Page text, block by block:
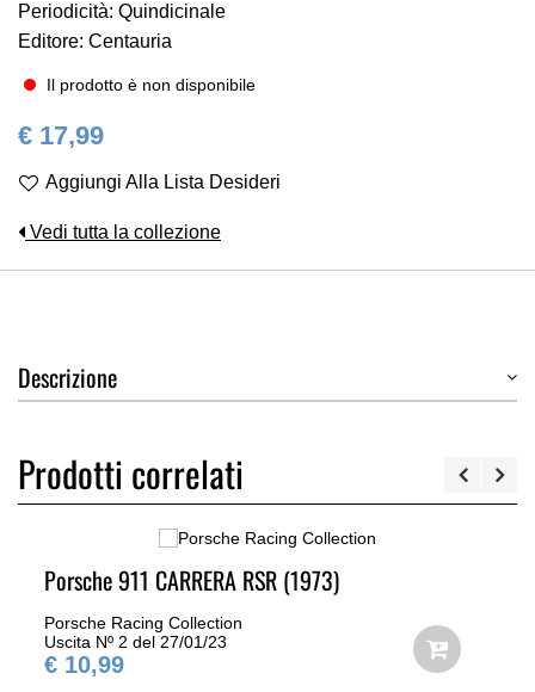
Periodicità: Quindicinale
Editore: Centauria
Il prodotto è non disponibile
€ 17,99
Aggiungi Alla Lista Desideri
Vedi tutta la collezione
Descrizione
Prodotti correlati
Porsche 911 CARRERA RSR (1973)
Porsche Racing Collection
Uscita Nº 2 del 27/01/23
€ 10,99